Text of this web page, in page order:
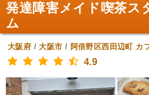
発達障害メイド喫茶ス
ム
大阪府 /大阪市 / 阿倍野区西田辺町 カ
4.9